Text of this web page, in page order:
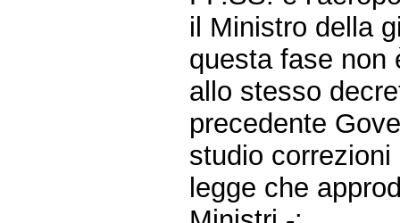
il Ministro della
questa fase non
allo stesso
precedente
studio
legge che